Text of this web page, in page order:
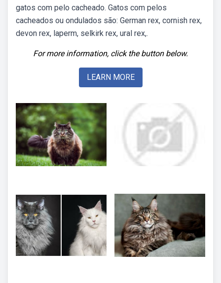
gatos com pelo cacheado. Gatos com pelos
cacheados ou ondulados são: German rex, cornish rex,
devon rex, laperm, selkirk rex, ural rex,.
For more information, click the button below.
LEARN MORE